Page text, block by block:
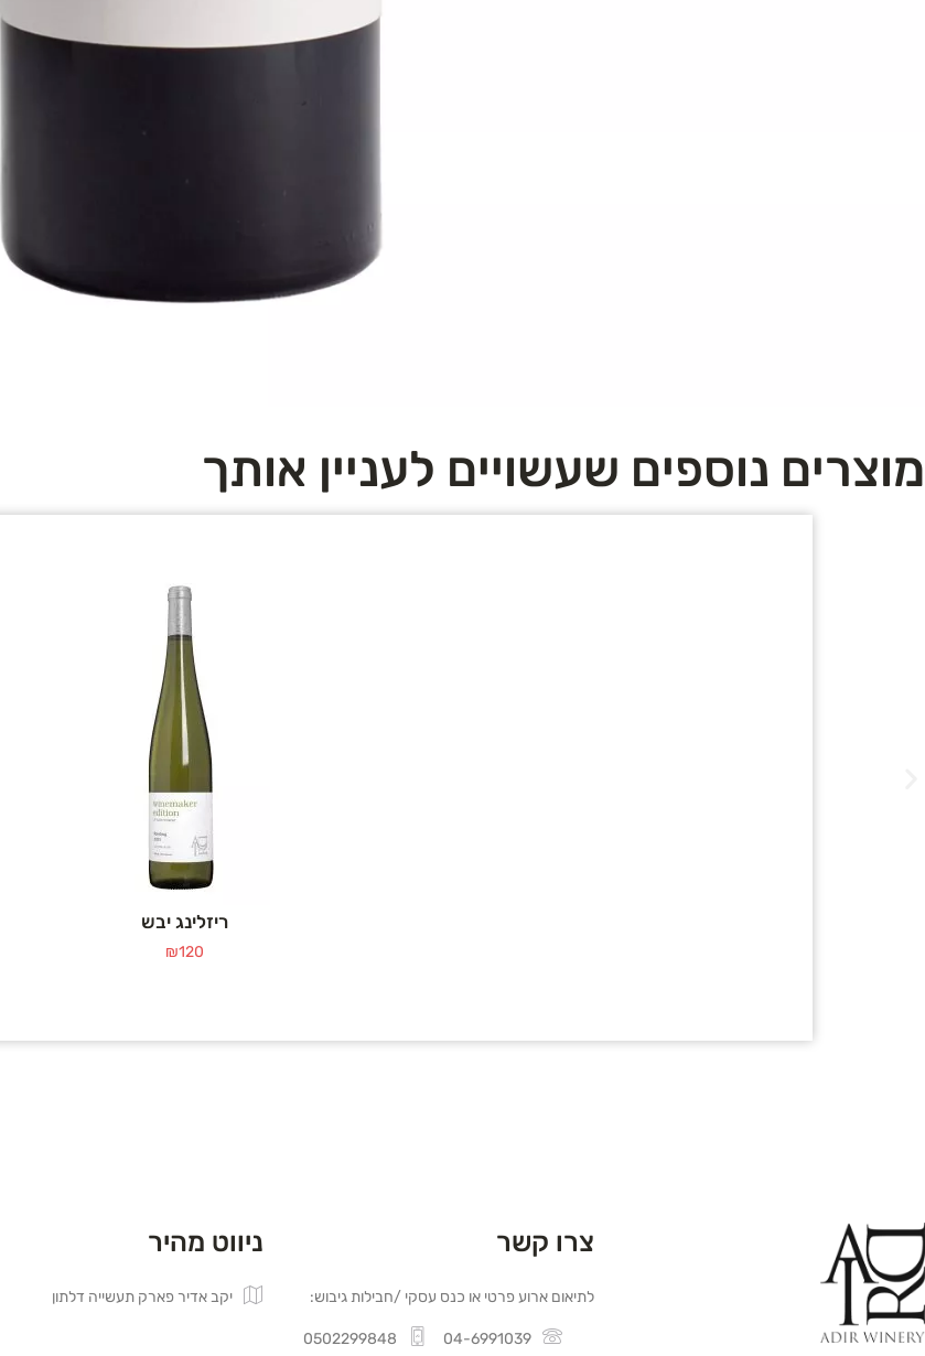
מוצרים נוספים שעשויים לעניין אותך
ריזלינג יבש
₪120
צרו קשר
לתיאום ארוע פרטי או כנס עסקי /חבילות גיבוש:
04-6991039
0502299848
ניווט מהיר
יקב אדיר פארק תעשייה דלתון